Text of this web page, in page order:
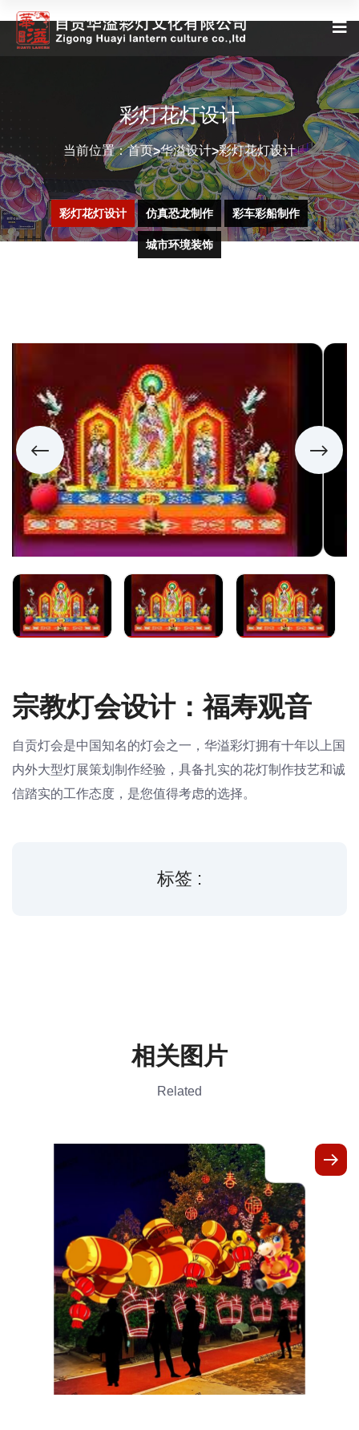
彩灯花灯设计
当前位置：首页>华溢设计>彩灯花灯设计
彩灯花灯设计 仿真恐龙制作 彩车彩船制作
城市环境装饰
宗教灯会设计：福寿观音
自贡灯会是中国知名的灯会之一，华溢彩灯拥有十年以上国
内外大型灯展策划制作经验，具备扎实的花灯制作技艺和诚
信踏实的工作态度，是您值得考虑的选择。
标签 :
相关图片
Related